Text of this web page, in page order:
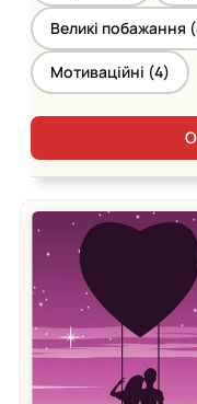
Великі побажання (
Мотиваційні (4)